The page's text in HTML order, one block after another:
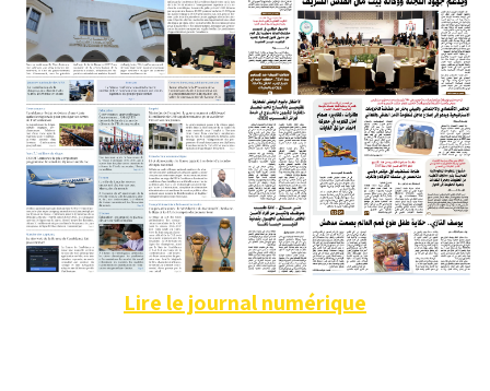
Lire le journal numérique